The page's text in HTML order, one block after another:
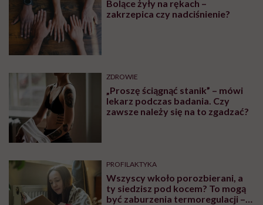
Bolące żyły na rękach –
zakrzepica czy nadciśnienie?
ZDROWIE
„Proszę ściągnąć stanik” – mówi
lekarz podczas badania. Czy
zawsze należy się na to zgadzać?
PROFILAKTYKA
Wszyscy wkoło porozbierani, a
ty siedzisz pod kocem? To mogą
być zaburzenia termoregulacji –